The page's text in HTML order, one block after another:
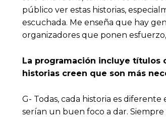
público ver estas historias,
escuchada. Me enseña que hay
organizadores que ponen
La programación incluye títulos
historias creen que son más
G- Todas, cada historia es
serían un buen foco a dar.